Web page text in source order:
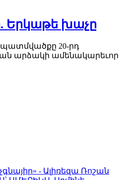
Երկաթե խաչը
20-րդ
արձակի ամենակարեւոր
չգնայիր» - Ալիռեզա Ռոշան